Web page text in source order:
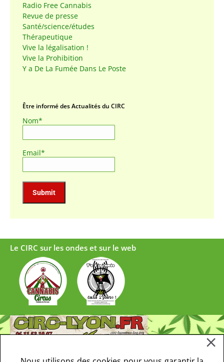
Radio Free Cannabis
Revue de presse
Santé/science/études
Thérapeutique
Vive la légalisation !
Vive la Prohibition
Y a De La Fumée Dans Le Poste
Être informé des Actualités du CIRC
Nom*
Email*
Le CIRC sur les ondes et sur le web